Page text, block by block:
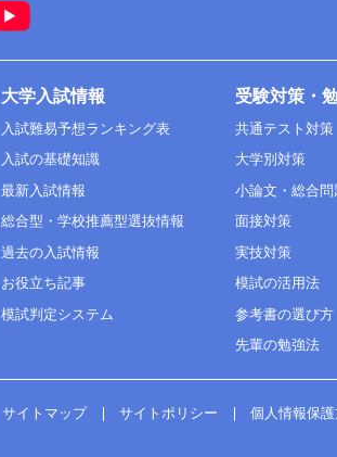
大学入試情報
入試難易予想ランキング表
入試の基礎知識
最新入試情報
総合型・学校推薦型選抜情報
過去の入試情報
お役立ち記事
模試判定システム
受験対策・
共通テスト対策
大学別対策
小論文・総合
面接対策
実技対策
模試の活用法
参考書の選び方
先輩の勉強法
サイトマップ サイトポリシー 個人情報保